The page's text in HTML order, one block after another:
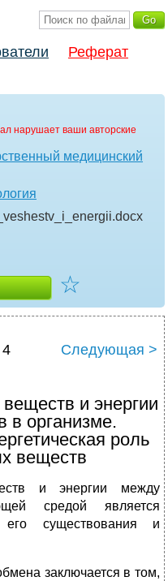
Реферат
нарушает ваши авторские
медицинский
.docx
☆
4 Следующая >
и энергии
в организме.
роль
веществ
и энергии между
средой является
существования и
заключается в том,